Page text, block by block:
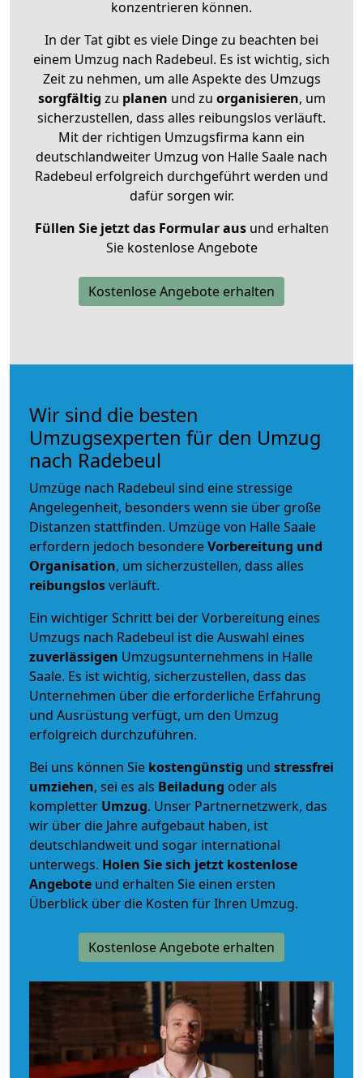
konzentrieren können.
In der Tat gibt es viele Dinge zu beachten bei
einem Umzug nach Radebeul. Es ist wichtig, sich
Zeit zu nehmen, um alle Aspekte des Umzugs
sorgfältig zu planen und zu organisieren, um
sicherzustellen, dass alles reibungslos verläuft.
Mit der richtigen Umzugsfirma kann ein
deutschlandweiter Umzug von Halle Saale nach
Radebeul erfolgreich durchgeführt werden und
dafür sorgen wir.
Füllen Sie jetzt das Formular ausund erhalten
Sie kostenlose Angebote
Kostenlose Angebote erhalten
Wir sind die besten
Umzugsexperten für den Umzug
nach Radebeul
Umzüge nach Radebeul sind eine stressige
Angelegenheit, besonders wenn sie über große
Distanzen stattfinden. Umzüge von Halle Saale
erfordern jedoch besondereVorbereitung und
Organisation, um sicherzustellen, dass alles
reibungslosverläuft.
Ein wichtiger Schritt bei der Vorbereitung eines
Umzugs nach Radebeul ist die Auswahl eines
zuverlässigen Umzugsunternehmens in Halle
Saale. Es ist wichtig, sicherzustellen, dass das
Unternehmen über die erforderliche Erfahrung
und Ausrüstung verfügt, um den Umzug
erfolgreich durchzuführen.
Bei uns können Sie kostengünstig und stressfrei
umziehen, sei es als Beiladung oder als
kompletter Umzug. Unser Partnernetzwerk, das
wir über die Jahre aufgebaut haben, ist
deutschlandweit und sogar international
unterwegs. Holen Sie sich jetzt kostenlose
Angebote und erhalten Sie einen ersten
Überblick über die Kosten für Ihren Umzug.
Kostenlose Angebote erhalten